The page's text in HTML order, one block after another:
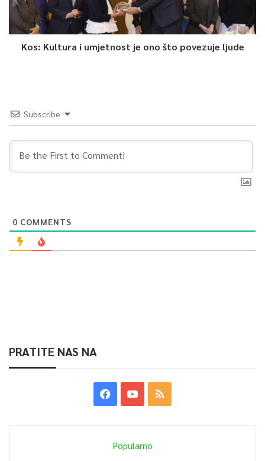
Kos: Kultura i umjetnost je ono što povezuje ljude
Subscribe
0 COMMENTS
PRATITE NAS NA
Popularno